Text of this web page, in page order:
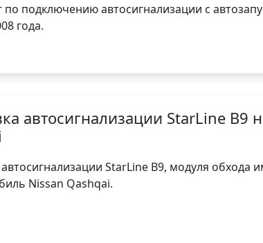
подключению автосигнализации с
года.
автосигнализации StarLine B9
StarLine B9, модуля обхода
Nissan Qashqai.